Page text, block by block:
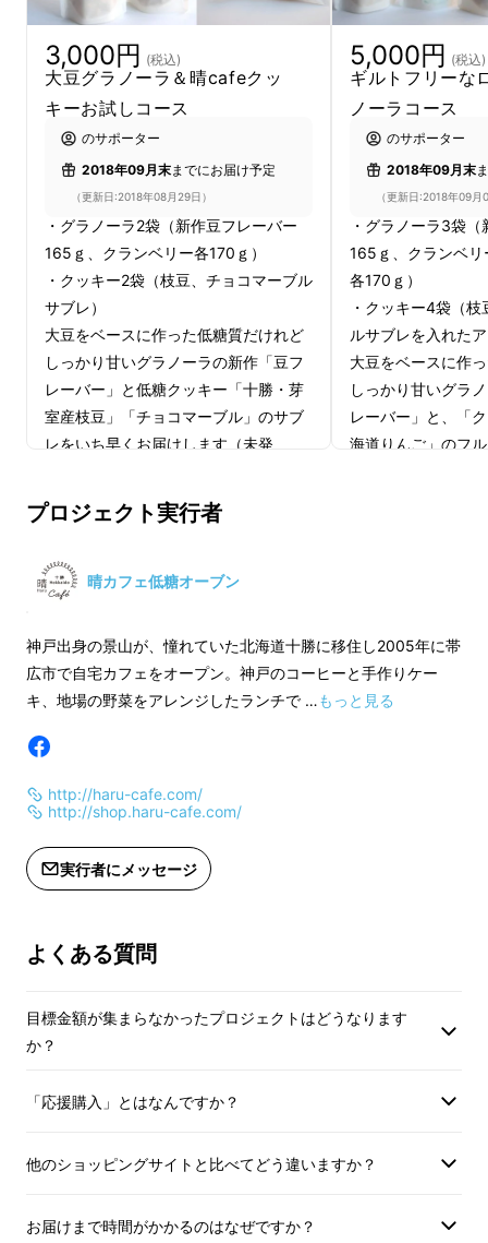
日の食事作りに毎日うんざり。簡単に食べられ
るものは糖質がたっぷり含まれているので、自
分で作るしか方法がなかったのです。
そこで目を付けたのは、自分たちで作っている
低糖クッキーのかけら達！
製造工程で出てしまうかけらを捨てるのがもっ
たいなく、集めてヨーグルトにかけていたこと
を思い出しました。それは味がとても美味しく
て、私たちの欠かせない朝食になっていたので
す。
した。そしてついに2017年の秋、第一弾の製
うグラノーラ」という商品で「北海道りんご」
える形で、新たなラインナップとして「豆フ
レーバ」「手作りグラノーラセット」を開発。
製品化に向けて、この度、クラウドファンディ
3,000円 (税込)
大豆グラノーラ＆晴cafeクッ
キーお試しコース
のサポーター
2018年09月末までにお届け予定
（更新日:2018年08月29日）
・グラノーラ2袋（新作豆フレーバー
165ｇ、クランベリー各170ｇ）
・クッキー2袋（枝豆、チョコマーブル
サブレ）
大豆をベースに作った低糖質だけれど
しっかり甘いグラノーラの新作「豆フ
レーバー」と低糖クッキー「十勝・芽
室産枝豆」「チョコマーブル」のサブ
レをいち早くお届けします（未発
そこに一番人気商品の「グラノーラ・
クランベリー」をセット！
ｇ、約110kcal
約1.7ｇ、約50kcal
いずれも従来品と比べて糖質70％
カット！（当社比）
5,000円 (税込)
ギルトフリーな
ノーラコース
のサポーター
2018年09月末
（更新日:2018年09月
・グラノーラ3袋
165ｇ、クランベ
各170ｇ）
・クッキー4袋（
ルサブレを入れた
大豆をベースに作
しっかり甘いグラ
レーバー」と、「
海道りんご」のフ
約1.7ｇ、約50kcal
いずれも従来品
プロジェクト実行者
晴カフェ低糖オーブン
神戸出身の景山が、憧れていた北海道十勝に移住し2005年に帯
広市で自宅カフェをオープン。神戸のコーヒーと手作りケー
キ、地場の野菜をアレンジしたランチで …もっと見る
http://haru-cafe.com/
http://shop.haru-cafe.com/
実行者にメッセージ
よくある質問
目標金額が集まらなかったプロジェクトはどうなります
か？
「応援購入」とはなんですか？
他のショッピングサイトと比べてどう違いますか？
お届けまで時間がかかるのはなぜですか？